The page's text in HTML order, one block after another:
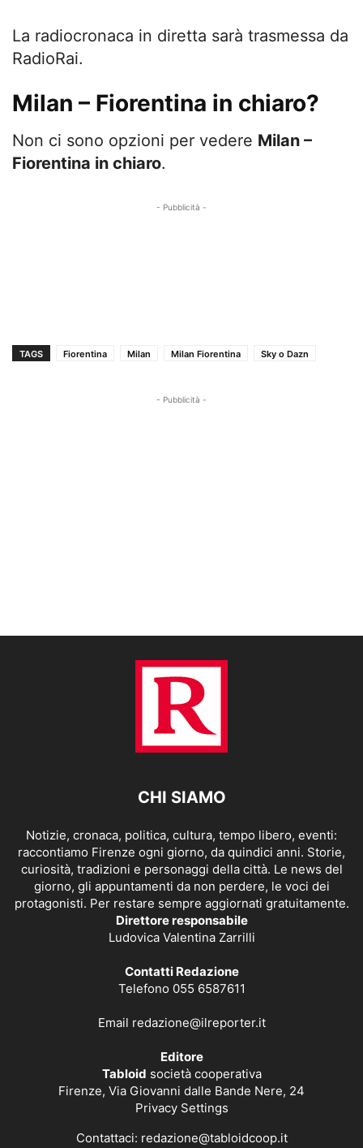
La radiocronaca in diretta sarà trasmessa da
RadioRai.
Milan – Fiorentina in chiaro?
Non ci sono opzioni per vedere Milan –
Fiorentina in chiaro.
- Pubblicità -
TAGS Fiorentina Milan Milan Fiorentina Sky o Dazn
- Pubblicità -
CHI SIAMO
Notizie, cronaca, politica, cultura, tempo libero, eventi:
raccontiamo Firenze ogni giorno, da quindici anni. Storie,
curiosità, tradizioni e personaggi della città. Le news del
giorno, gli appuntamenti da non perdere, le voci dei
protagonisti. Per restare sempre aggiornati gratuitamente.
Direttore responsabile
Ludovica Valentina Zarrilli
Contatti Redazione
Telefono 055 6587611
Email redazione@ilreporter.it
Editore
Tabloid società cooperativa
Firenze, Via Giovanni dalle Bande Nere, 24
Privacy Settings
Contattaci: redazione@tabloidcoop.it